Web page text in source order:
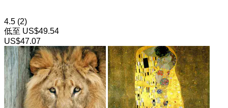
4.5 (2)
低至 US$49.54
US$47.07